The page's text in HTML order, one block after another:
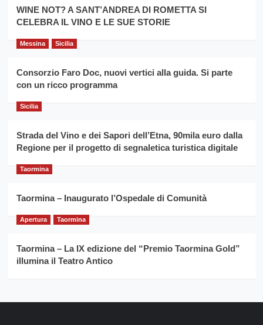
la
filiera
grano
per
il
anno
Franco
Caruso
WINE NOT? A SANT’ANDREA DI ROMETTA SI
CELEBRA IL VINO E LE SUE STORIE
Messina Sicilia
Consorzio Faro Doc, nuovi vertici alla guida. Si parte
con un ricco programma
Sicilia
Strada del Vino e dei Sapori dell’Etna, 90mila euro dalla
Regione per il progetto di segnaletica turistica digitale
Taormina
Taormina – Inaugurato l’Ospedale di Comunità
Apertura Taormina
Taormina – La IX edizione del “Premio Taormina Gold”
illumina il Teatro Antico